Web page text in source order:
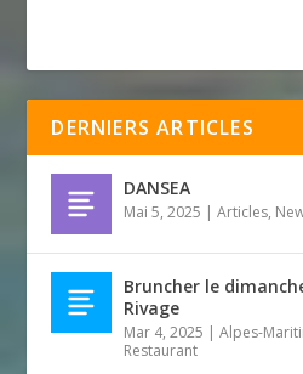
DERNIERS ARTICLES
DANSEA
Mai 5, 2025 |Articles,
Bruncher le
Rivage
Mar 4, 2025 |Alpes-
Restaurant